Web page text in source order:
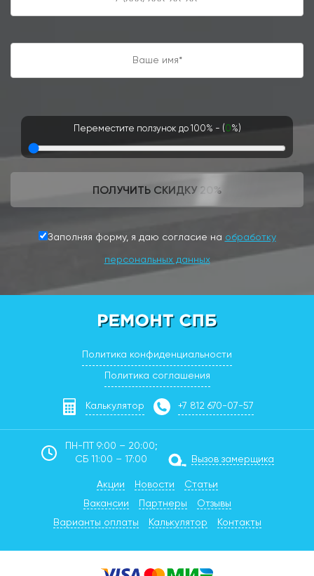
Переместите ползунок до 100% - (0%)
ПОЛУЧИТЬ СКИДКУ 20%
Заполняя форму, я даю согласие на обработку
персональных данных
Политика конфиденциальности
Политика соглашения
Калькулятор +7 812 670-07-57
ПН-ПТ 9:00 – 20:00;
СБ 11:00 – 17:00
Вызов замерщика
Акции Новости
Статьи
Вакансии
Партнеры
Отзывы
Варианты оплаты
Калькулятор Контакты